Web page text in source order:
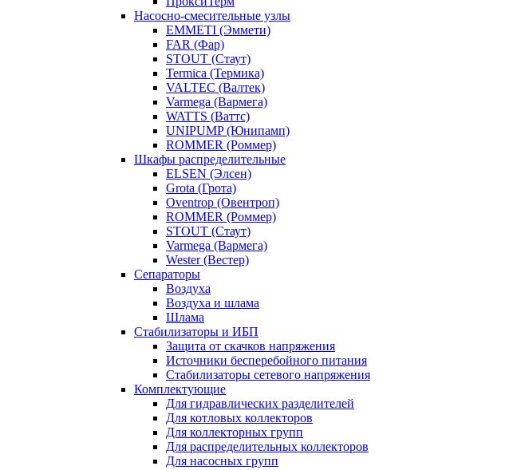
Насосно-смесительные узлы
EMMETI (Эммети)
FAR (Фар)
STOUT (Стаут)
Termica (Термика)
VALTEC (Валтек)
Varmega (Вармега)
WATTS (Ваттс)
UNIPUMP (Юнипамп)
ROMMER (Роммер)
Шкафы распределительные
ELSEN (Элсен)
Grota (Грота)
Oventrop (Овентроп)
ROMMER (Роммер)
STOUT (Стаут)
Varmega (Вармега)
Wester (Вестер)
Сепараторы
Воздуха
Воздуха и шлама
Шлама
Стабилизаторы и ИБП
Защита от скачков напряжения
Источники бесперебойного питания
Стабилизаторы сетевого напряжения
Комплектующие
Для гидравлических разделителей
Для котловых коллекторов
Для коллекторных групп
Для распределительных коллекторов
Для насосных групп